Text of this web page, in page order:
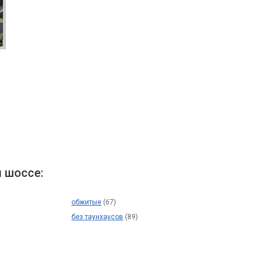
шоссе:
обжитые (67)
без таунхаусов (89)